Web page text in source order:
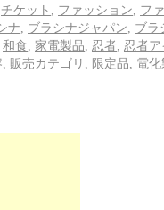
チケット ファッション
フ
ナ ブラシナジャパン
ブラ
和食 家電製品 忍者 忍者
販売カテゴリ 限定品
電